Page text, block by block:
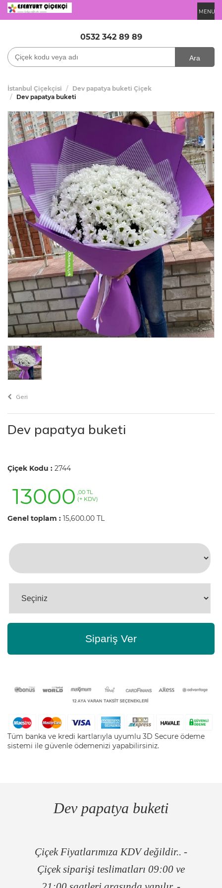
MENU
0532 342 89 89
Ara
İstanbul Çiçekçisi
Dev papatya buketi Çiçek
Dev papatya buketi
Geri
Dev papatya buketi
Çiçek Kodu : 2744
13000 ,00 TL
(+ KDV)
Genel toplam : 15,600.00 TL
Sipariş Ver
Tüm banka ve kredi kartlarıyla uyumlu 3D Secure ödeme
sistemi ile güvenle ödemenizi yapabilirsiniz.
Dev papatya buketi
Çiçek Fiyatlarımıza KDV değildir.. -
Çiçek siparişi teslimatları 09:00 ve